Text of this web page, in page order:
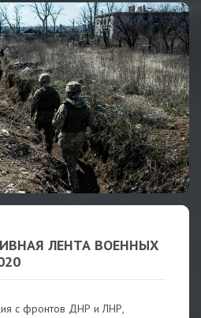
ЛЕНТА ВОЕННЫХ
с фронтов ДНР и ЛНР,